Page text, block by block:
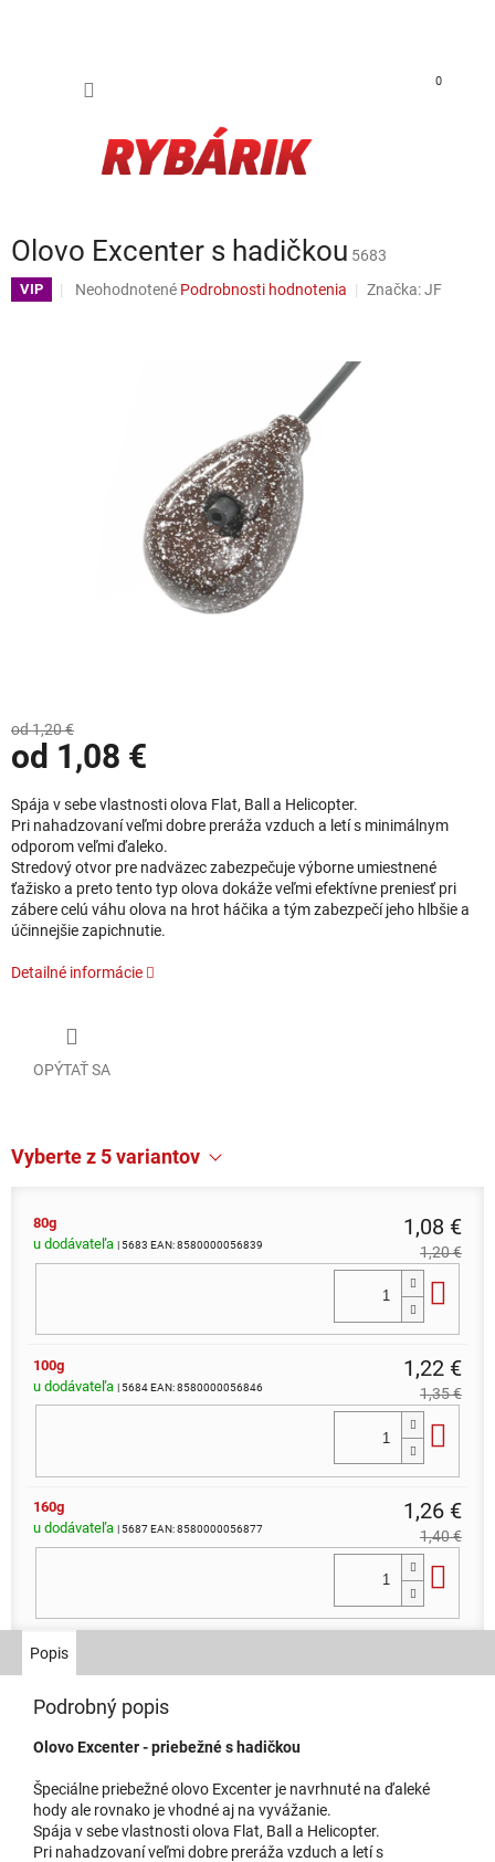
0
Olovo Excenter s hadičkou 5683
VIP Priemerné hodnotenie produktu je 0,0 z 5 hviezdičiek.
Neohodnotené Podrobnosti hodnotenia Značka:JF
od 1,20 €
od 1,08 €
Jednotková cena:
Spája v sebe vlastnosti olova Flat, Ball a Helicopter.
Pri nahadzovaní veľmi dobre preráža vzduch a letí s minimálnym
odporom veľmi ďaleko.
Stredový otvor pre nadväzec zabezpečuje výborne umiestnené
ťažisko a preto tento typ olova dokáže veľmi efektívne preniesť pri
zábere celú váhu olova na hrot háčika a tým zabezpečí jeho hlbšie a
účinnejšie zapichnutie.
Detailné informácie
OPÝTAŤ SA
Vyberte z 5 variantov
80g
u dodávateľa
| 5683 EAN:8580000056839
1,08 €
1,20 €
100g
u dodávateľa | 5684EAN:8580000056846
1,22 €
1,35 €
160g
u dodávateľa | 5687EAN:8580000056877
1,26 €
1,40 €
140g
130g
u dodávateľa| 5685EAN:8580000056853
Popis
Podrobný popis
Olovo Excenter - priebežné s hadičkou
Špeciálne priebežné olovo Excenter je navrhnuté na ďaleké
hody ale rovnako je vhodné aj na vyvážanie.
Spája v sebe vlastnosti olova Flat, Ball a Helicopter.
Pri nahadzovaní veľmi dobre preráža vzduch a letí s